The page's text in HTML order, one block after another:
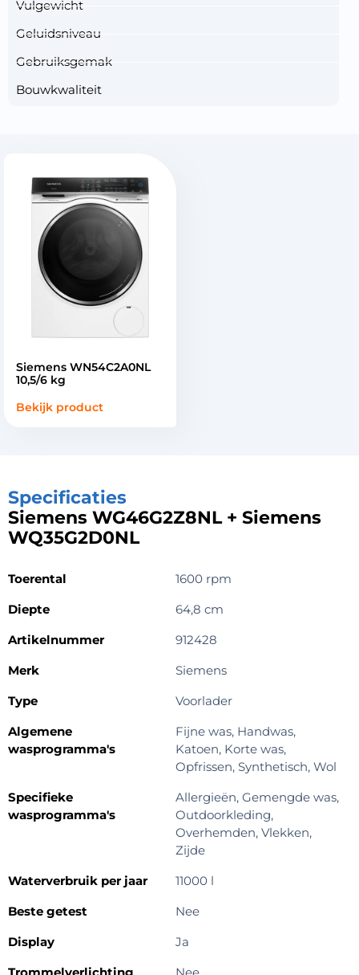
Vulgewicht
Geluidsniveau
Gebruiksgemak
Bouwkwaliteit
Siemens WN54C2A0NL
10,5/6 kg
Bekijk product
Specificaties
Siemens WG46G2Z8NL + Siemens
WQ35G2D0NL
Toerental
1600 rpm
Diepte
64,8 cm
Artikelnummer
912428
Merk
Siemens
Type
Voorlader
Algemene
wasprogramma's
Fijne was, Handwas,
Katoen, Korte was,
Opfrissen, Synthetisch, Wol
Specifieke
wasprogramma's
Allergieën, Gemengde was,
Outdoorkleding,
Overhemden, Vlekken,
Zijde
Waterverbruik per jaar
11000 l
Beste getest
Nee
Display
Ja